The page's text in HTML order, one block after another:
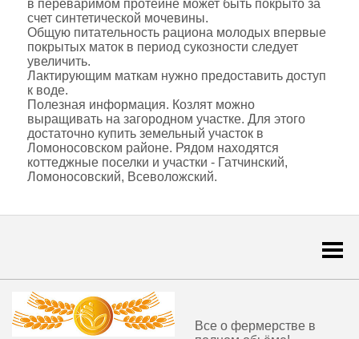
в переваримом протеине может быть покрыто за
счет синтетической мочевины.
Общую питательность рациона молодых впервые
покрытых маток в период сукозности следует
увеличить.
Лактирующим маткам нужно предоставить доступ
к воде.
Полезная информация. Козлят можно
выращивать на загородном участке. Для этого
достаточно купить земельный участок в
Ломоносовском районе. Рядом находятся
коттеджные поселки и участки - Гатчинский,
Ломоносовский, Всеволожский.
Все о фермерстве в